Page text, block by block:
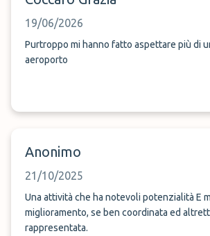
19/06/2026
Purtroppo mi hanno fatto aspettare più di
aeroporto
Anonimo
21/10/2025
Una attività che ha notevoli potenzialità E margini di
miglioramento, se ben coordinata ed altrettanto ben
rappresentata.